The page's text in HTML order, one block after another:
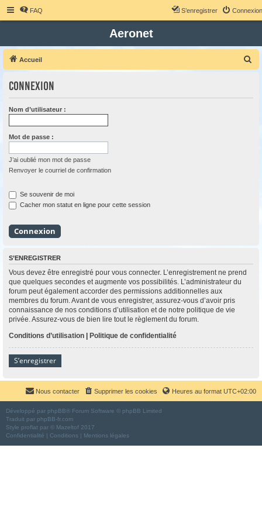
FAQ Connexion
S’enregistrer
Aeronet
Accueil
Connexion
Nom d’utilisateur :
Mot de passe :
J’ai oublié mon mot de passe
Renvoyer le courriel de confirmation
Se souvenir de moi
Cacher mon statut en ligne pour cette session
S’ENREGISTRER
Vous devez être enregistré pour vous connecter. L’enregistrement ne prend
que quelques secondes et augmente vos possibilités. L’administrateur du
forum peut également accorder des permissions additionnelles aux
membres du forum. Avant de vous enregistrer, assurez-vous d’avoir pris
connaissance de nos conditions d’utilisation et de notre politique de vie
privée. Assurez-vous de bien lire tout le règlement du forum.
Conditions d’utilisation | Politique de confidentialité
S’enregistrer
Heures au format UTC+02:00
Supprimer les cookies
Nous contacter
Développé par phpBB® Forum Software © phpBB Limited
Traduit par phpBB-fr.com
Style proflat par © Mazeltof 2017
Confidentialité | Conditions | Mentions légales